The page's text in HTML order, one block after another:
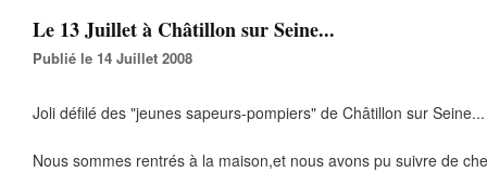
Le 13 Juillet à Châtillon sur Seine...
Publié le 14 Juillet 2008
Joli défilé des "jeunes sapeurs-pompiers" de Châtillon sur Seine...
Nous sommes rentrés à la maison,et nous avons pu suivre de